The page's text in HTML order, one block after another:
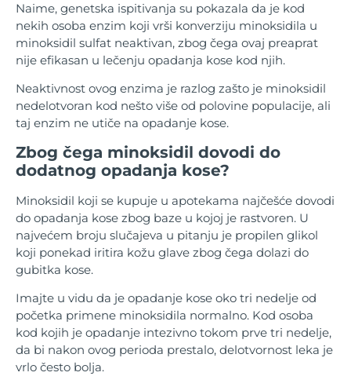
Naime, genetska ispitivanja su pokazala da je kod
nekih osoba enzim koji vrši konverziju minoksidila u
minoksidil sulfat neaktivan, zbog čega ovaj preaprat
nije efikasan u lečenju opadanja kose kod njih.
Neaktivnost ovog enzima je razlog zašto je minoksidil
nedelotvoran kod nešto više od polovine populacije, ali
taj enzim ne utiče na opadanje kose.
Zbog čega minoksidil dovodi do
dodatnog opadanja kose?
Minoksidil koji se kupuje u apotekama najčešće dovodi
do opadanja kose zbog baze u kojoj je rastvoren. U
najvećem broju slučajeva u pitanju je propilen glikol
koji ponekad iritira kožu glave zbog čega dolazi do
gubitka kose.
Imajte u vidu da je opadanje kose oko tri nedelje od
početka primene minoksidila normalno. Kod osoba
kod kojih je opadanje intezivno tokom prve tri nedelje,
da bi nakon ovog perioda prestalo, delotvornost leka je
vrlo često bolja.